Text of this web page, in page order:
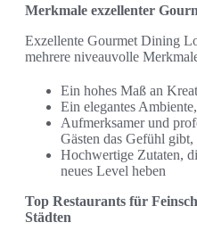
Merkmale exzellenter
Exzellente Gourmet Dining
mehrere niveauvolle
Ein hohes Maß an
Ein elegantes
Aufmerksamer und
Gästen das Gefühl gibt,
Hochwertige Zutaten,
neues Level heben
Top Restaurants für
Städten